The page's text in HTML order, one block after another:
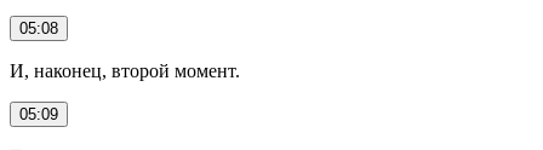
05:08
И, наконец, второй момент.
05:09